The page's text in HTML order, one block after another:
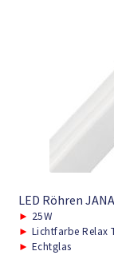
LED Röhren
► 25W
► Lichtfarbe Relax
► Echtglas